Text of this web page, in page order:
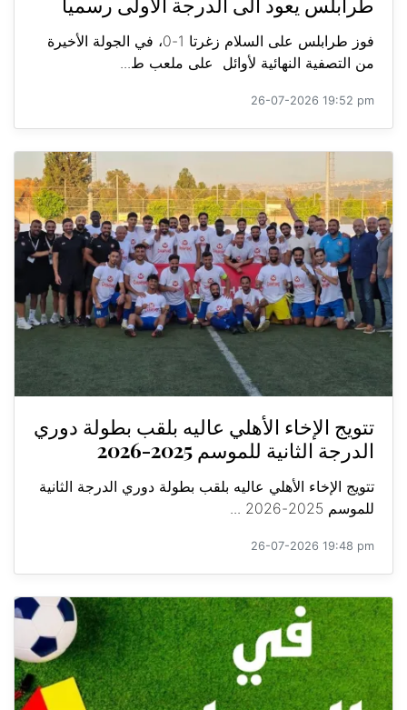
فوز طرابلس على السلام زغرتا 1-0، في الجولة الأخيرة
من التصفية النهائية لأوائل على ملعب ط...
26-07-2026 19:52 pm
تتويج الإخاء الأهلي عاليه بلقب بطولة دوري
الدرجة الثانية للموسم 2025-2026
تتويج الإخاء الأهلي عاليه بلقب بطولة دوري الدرجة الثانية
للموسم 2025-2026 ...
26-07-2026 19:48 pm